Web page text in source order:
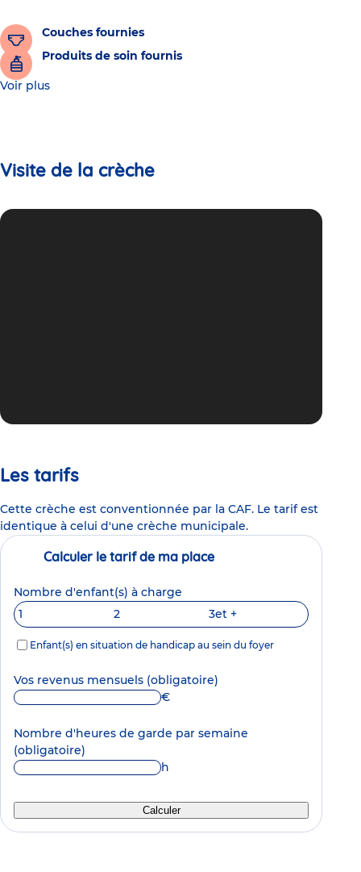
Couches fournies
Produits de soin fournis
Voir plus
Visite de la crèche
Les tarifs
Cette crèche est conventionnée par la CAF. Le tarif est
identique à celui d'une crèche municipale.
Calculer le tarif de ma place
Nombre d'enfant(s) à charge
1
2 3et +
Enfant(s) en situation de handicap au sein du foyer
Vos revenus mensuels (obligatoire)
€
Nombre d'heures de garde par semaine
(obligatoire)
h
Calculer